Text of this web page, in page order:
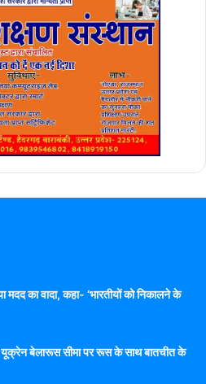
का वादा, कहा- ‘भारतीयों को निकालने के
यूक्रेन बेलारूस सीमा पर रूस के साथ बातचीत के